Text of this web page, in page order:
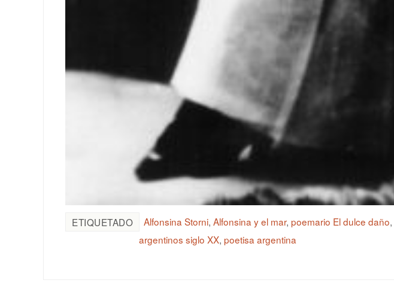
ETIQUETADO Alfonsina Storni, Alfonsina y el mar, poemario El dulce daño,
argentinos siglo XX, poetisa argentina